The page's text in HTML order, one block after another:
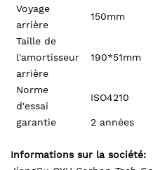
Voyage
arrière
150mm
Taille de
l'amortisseur
arrière
190*51mm
Norme
d'essai
ISO4210
garantie 2 années
Informations sur la société: